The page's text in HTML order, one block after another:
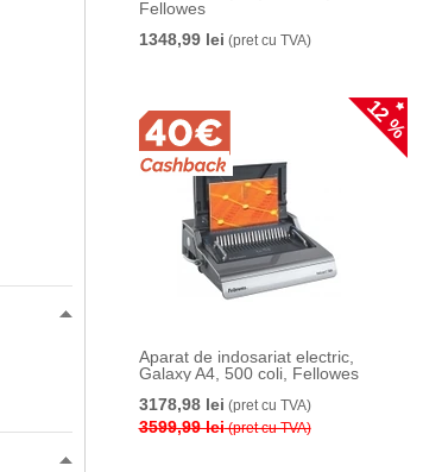
Fellowes
1348,99 lei (pret cu TVA)
12 %
Aparat de indosariat electric,
Galaxy A4, 500 coli, Fellowes
3178,98 lei (pret cu TVA)
3599,99 lei(pret cu TVA)